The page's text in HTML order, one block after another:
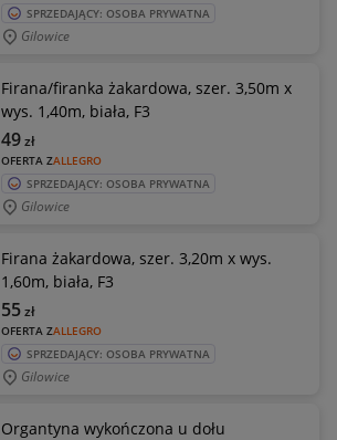
SPRZEDAJĄCY: OSOBA PRYWATNA
Gilowice
Firana/firanka żakardowa, szer. 3,50m x
wys. 1,40m, biała, F3
OFERTA ZALLEGRO
49zł
SPRZEDAJĄCY: OSOBA PRYWATNA
Gilowice
Firana żakardowa, szer. 3,20m x wys.
1,60m, biała, F3
OFERTA ZALLEGRO
55zł
SPRZEDAJĄCY: OSOBA PRYWATNA
Gilowice
Organtyna wykończona u dołu